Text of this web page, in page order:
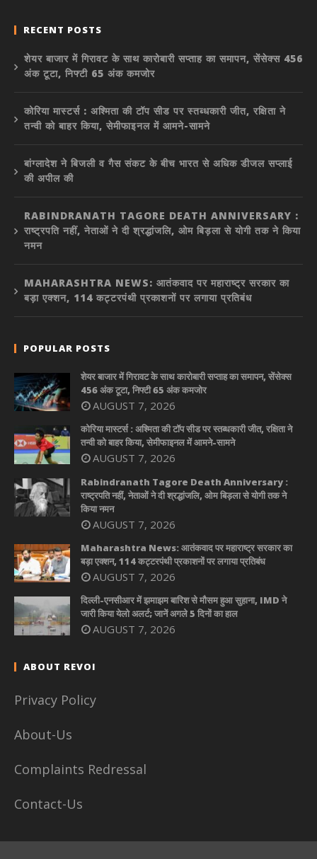
RECENT POSTS
शेयर बाजार में गिरावट के साथ कारोबारी सप्ताह का समापन, सेंसेक्स 456
अंक टूटा, निफ्टी 65 अंक कमजोर
कोरिया मास्टर्स : अश्मिता की टॉप सीड पर स्तब्धकारी जीत, रक्षिता ने
तन्वी को बाहर किया, सेमीफाइनल में आमने-सामने
बांग्लादेश ने बिजली व गैस संकट के बीच भारत से अधिक डीजल सप्लाई
की अपील की
RABINDRANATH TAGORE DEATH ANNIVERSARY :
राष्ट्रपति नहीं, नेताओं ने दी श्रद्धांजलि, ओम बिड़ला से योगी तक ने किया
नमन
MAHARASHTRA NEWS: आतंकवाद पर महाराष्ट्र सरकार का
बड़ा एक्शन, 114 कट्टरपंथी प्रकाशनों पर लगाया प्रतिबंध
POPULAR POSTS
शेयर बाजार में गिरावट के साथ कारोबारी सप्ताह का समापन, सेंसेक्स
456 अंक टूटा, निफ्टी 65 अंक कमजोर
AUGUST 7, 2026
कोरिया मास्टर्स : अश्मिता की टॉप सीड पर स्तब्धकारी जीत, रक्षिता ने
तन्वी को बाहर किया, सेमीफाइनल में आमने-सामने
AUGUST 7, 2026
Rabindranath Tagore Death Anniversary :
राष्ट्रपति नहीं, नेताओं ने दी श्रद्धांजलि, ओम बिड़ला से योगी तक ने
किया नमन
AUGUST 7, 2026
Maharashtra News: आतंकवाद पर महाराष्ट्र सरकार का
बड़ा एक्शन, 114 कट्टरपंथी प्रकाशनों पर लगाया प्रतिबंध
AUGUST 7, 2026
दिल्ली-एनसीआर में झमाझम बारिश से मौसम हुआ सुहाना, IMD ने
जारी किया येलो अलर्ट; जानें अगले 5 दिनों का हाल
AUGUST 7, 2026
ABOUT REVOI
Privacy Policy
About-Us
Complaints Redressal
Contact-Us